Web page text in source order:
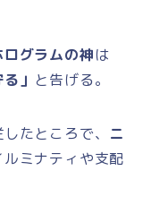
ログラムの神は
」 と告げる。
たところで、 ニ
ルミナティや支配